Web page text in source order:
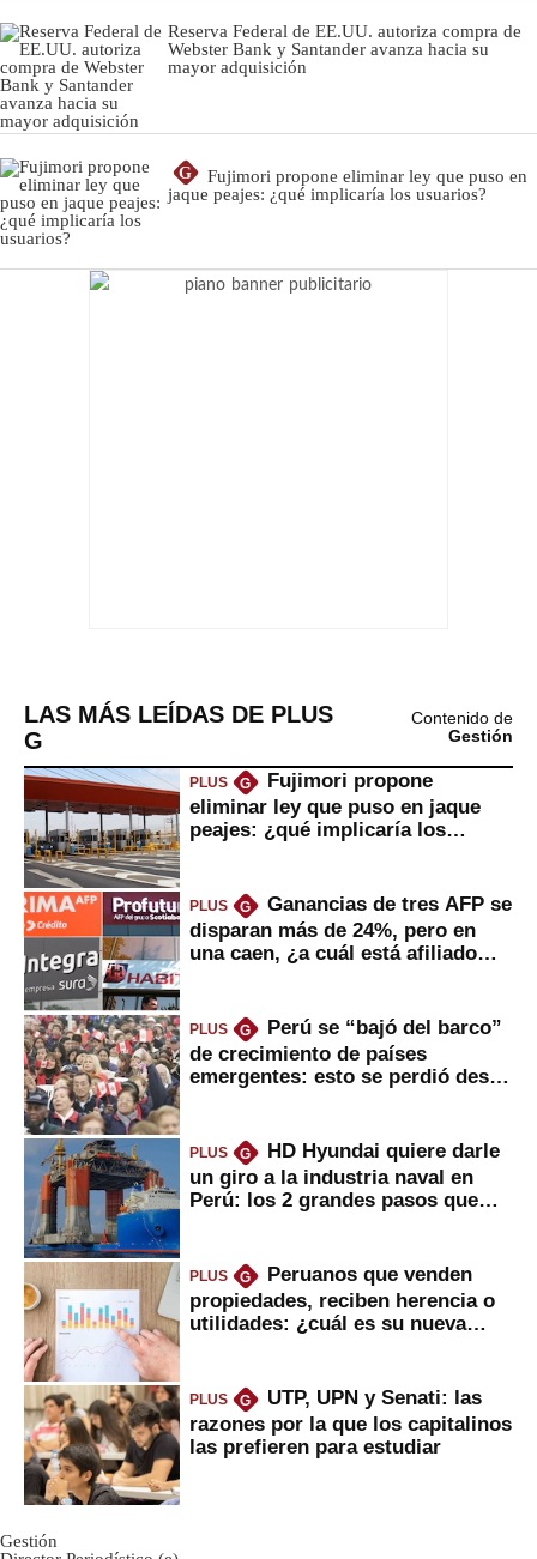
Reserva Federal de EE.UU. autoriza compra de
Webster Bank y Santander avanza hacia su
mayor adquisición
G
Fujimori propone eliminar ley que puso en
jaque peajes: ¿qué implicaría los usuarios?
LAS MÁS LEÍDAS DE PLUS
G
Contenido de
Gestión
PLUS G
Fujimori propone
eliminar ley que puso en jaque
peajes: ¿qué implicaría los
PLUS G
Ganancias de tres AFP se
disparan más de 24%, pero en
una caen, ¿a cuál está afiliado
PLUS G
Perú se “bajó del barco”
de crecimiento de países
emergentes: esto se perdió desde
PLUS G
HD Hyundai quiere darle
un giro a la industria naval en
Perú: los 2 grandes pasos que
PLUS G
Peruanos que venden
propiedades, reciben herencia o
utilidades: ¿cuál es su nueva
PLUS G
UTP, UPN y Senati: las
razones por la que los capitalinos
las prefieren para estudiar
Gestión